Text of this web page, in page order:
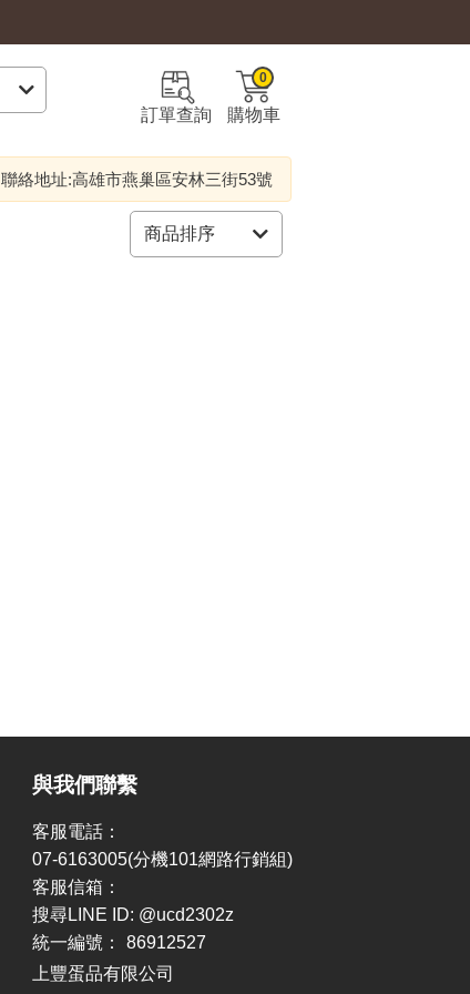
訂單查詢
0
購物車
聯絡地址:高雄市燕巢區安林三街53號
與我們聯繫
客服電話：
07-6163005(分機101網路行銷組)
客服信箱：
搜尋LINE ID: @ucd2302z
統一編號：
86912527
上豐蛋品有限公司